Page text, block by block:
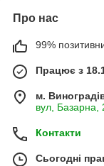
Про нас
99%
Працює з
м.
вул, Базарна,
Контакти
Сьогодні